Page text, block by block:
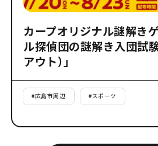
カープオリジナル謎解き
ル探偵団の謎解き入団試
アウト）」
#広島市周辺 #スポーツ